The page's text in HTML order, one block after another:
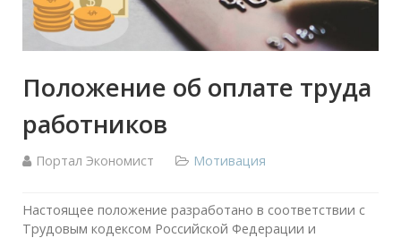
Положение об оплате труда
работников
Портал Экономист Мотивация
Настоящее положение разработано в соответствии с
Трудовым кодексом Российской Федерации и